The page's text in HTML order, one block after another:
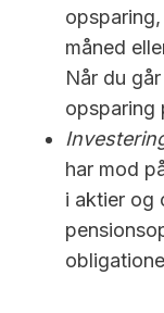
måned
Når du
opsparing
har mod
i aktier og